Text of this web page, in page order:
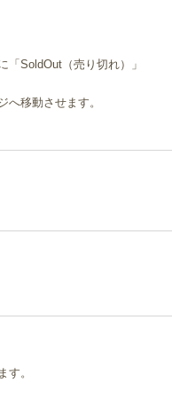
「SoldOut（売り切れ）」
へ移動させます。
す。